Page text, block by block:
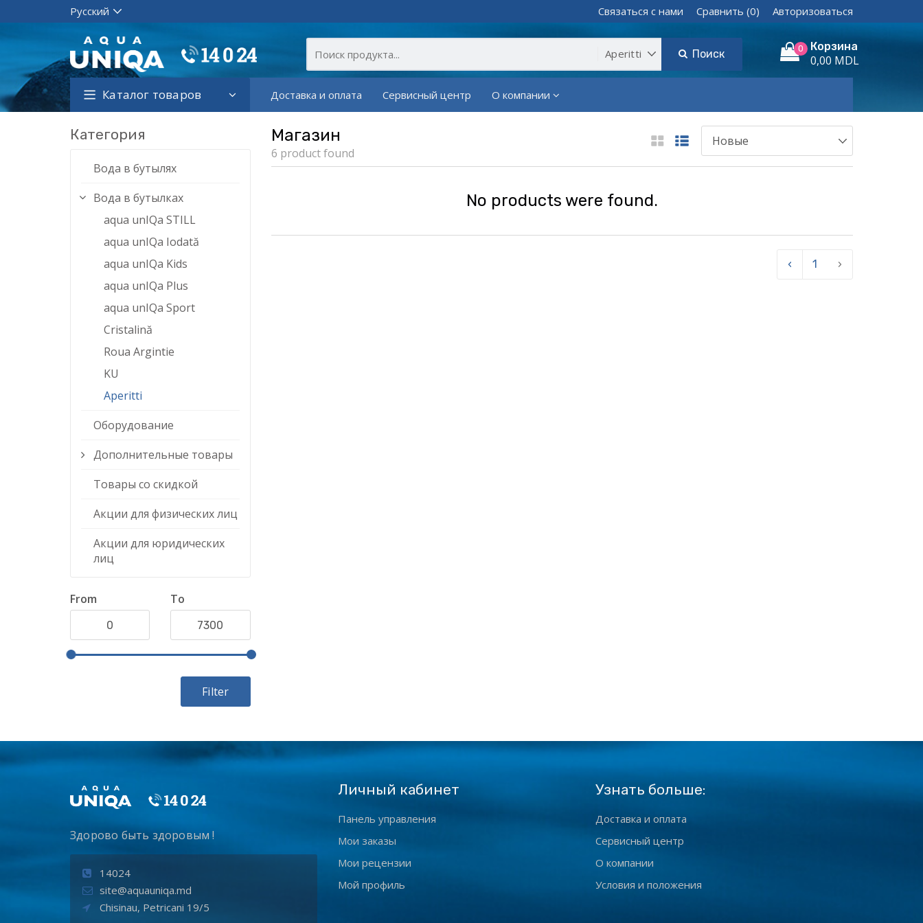
Связаться с нами Сравнить (0) Авторизоваться
0 Корзина
0,00 MDL
Поиск
Каталог товаров Доставка и оплата Сервисный центр О компании
Категория
Вода в бутылях
Вода в бутылках
aqua unIQa STILL
aqua unIQa Iodată
aqua unIQa Kids
aqua unIQa Plus
aqua unIQa Sport
Cristalină
Roua Argintie
KU
Aperitti
Оборудование
Дополнительные товары
Товары со скидкой
Акции для физических лиц
Акции для юридических
лиц
From To
Filter
Магазин
6 product found
No products were found.
‹ 1 ›
Здорово быть здоровым !
14024
site@aquauniqa.md
Chisinau, Petricani 19/5
Личный кабинет
Панель управления
Мои заказы
Мои рецензии
Мой профиль
Узнать больше:
Доставка и оплата
Сервисный центр
О компании
Условия и положения